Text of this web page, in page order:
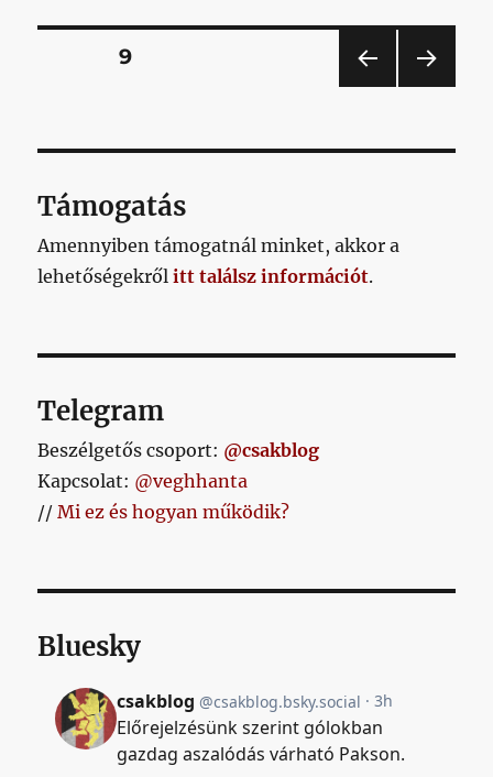
Bejegyzések
AL
OLDAL9
OLD
Támogatás
Amennyiben támogatnál minket, akkor a
lehetőségekrőlitt találsz információt.
Telegram
Beszélgetős csoport: @csakblog
Kapcsolat: @veghhanta
//Mi ez és hogyan működik?
Bluesky